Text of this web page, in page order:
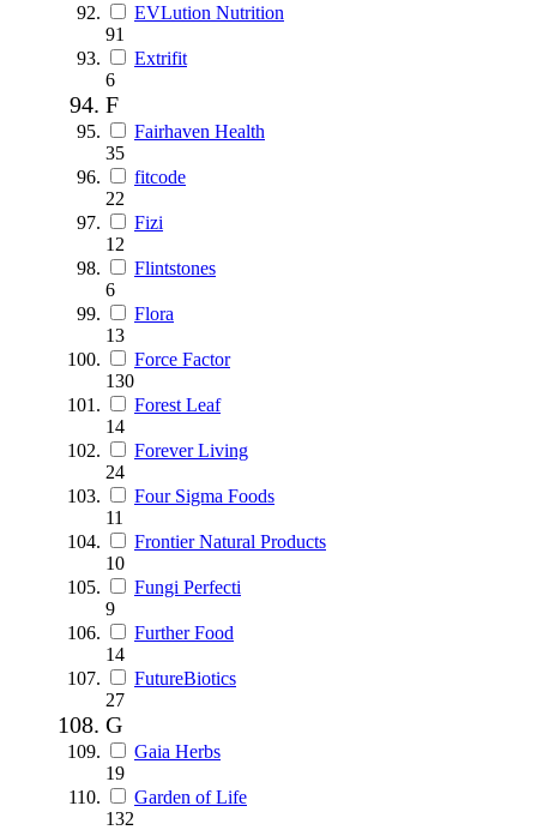
EVLution Nutrition
91
Extrifit
6
F
Fairhaven Health
35
fitcode
22
Fizi
12
Flintstones
6
Flora
13
Force Factor
130
Forest Leaf
14
Forever Living
24
Four Sigma Foods
11
Frontier Natural Products
10
Fungi Perfecti
9
Further Food
14
FutureBiotics
27
G
Gaia Herbs
19
Garden of Life
132